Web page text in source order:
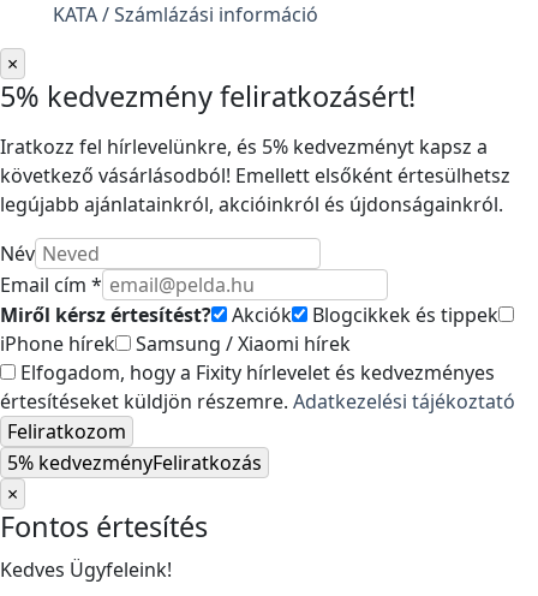
KATA / Számlázási információ
×
5% kedvezmény feliratkozásért!
Iratkozz fel hírlevelünkre, és 5% kedvezményt kapsz a
következő vásárlásodból! Emellett elsőként értesülhetsz
legújabb ajánlatainkról, akcióinkról és újdonságainkról.
Név
Email cím *
Miről kérsz értesítést?
Akciók
Blogcikkek és tippek
iPhone hírek
Samsung / Xiaomi hírek
Elfogadom, hogy a Fixity hírlevelet és kedvezményes
értesítéseket küldjön részemre. Adatkezelési tájékoztató
Feliratkozom
5% kedvezményFeliratkozás
×
Fontos értesítés
Kedves Ügyfeleink!